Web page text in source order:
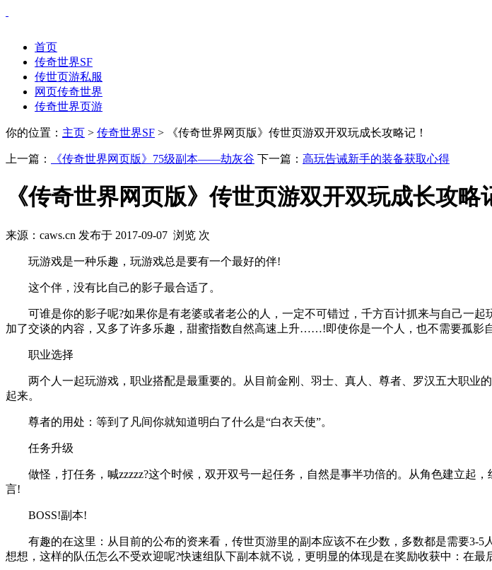
首页
传奇世界SF
传世页游私服
网页传奇世界
传奇世界页游
你的位置： 主页 > 传奇世界SF > 《传奇世界网页版》传世页游双开双玩成长攻略记！
上一篇： 《传奇世界网页版》75级副本——劫灰谷 下一篇： 高玩告诫新手的装备获取心得
《传奇世界网页版》传世页游双开双玩成长攻略
来源：caws.cn 发布于 2017-09-07 浏览 次
玩游戏是一种乐趣，玩游戏总是要有一个最好的伴!
这个伴，没有比自己的影子最合适了。
可谁是你的影子呢?如果你是有老婆或者老公的人，一定不可错过，千方百计抓来与自己一起
加了交谈的内容，又多了许多乐趣，甜蜜指数自然高速上升……!即使你是一个人，也不需要孤影
职业选择
两个人一起玩游戏，职业搭配是最重要的。从目前金刚、羽士、真人、尊者、罗汉五大职业
起来。
尊者的用处：等到了凡间你就知道明白了什么是“白衣天使”。
任务升级
做怪，打任务，喊zzzzz?这个时候，双开双号一起任务，自然是事半功倍的。从角色建立起
言!
BOSS!副本!
有趣的在这里：从目前的公布的资来看，传世页游里的副本应该不在少数，多数都是需要3-5
想想，这样的队伍怎么不受欢迎呢?快速组队下副本就不说，更明显的体现是在奖励收获中：在